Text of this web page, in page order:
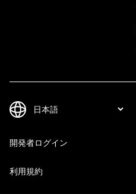
開発者ログイン
利用規約